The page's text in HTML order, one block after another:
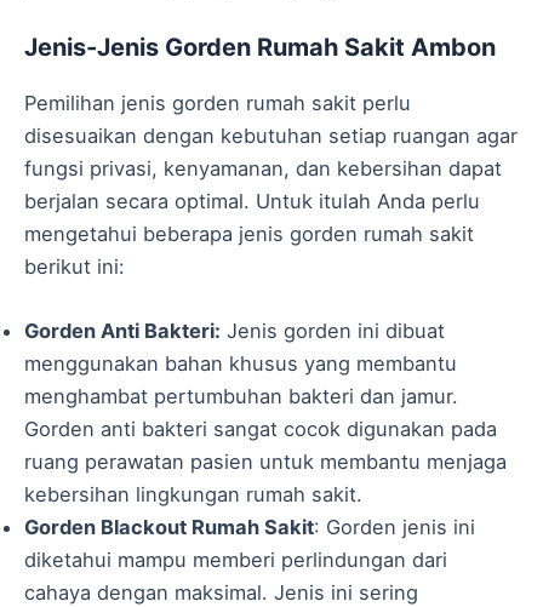
Jenis-Jenis Gorden Rumah Sakit Ambon
Pemilihan jenis gorden rumah sakit perlu
disesuaikan dengan kebutuhan setiap ruangan agar
fungsi privasi, kenyamanan, dan kebersihan dapat
berjalan secara optimal. Untuk itulah Anda perlu
mengetahui beberapa jenis gorden rumah sakit
berikut ini:
Gorden Anti Bakteri: Jenis gorden ini dibuat
menggunakan bahan khusus yang membantu
menghambat pertumbuhan bakteri dan jamur.
Gorden anti bakteri sangat cocok digunakan pada
ruang perawatan pasien untuk membantu menjaga
kebersihan lingkungan rumah sakit.
Gorden Blackout Rumah Sakit: Gorden jenis ini
diketahui mampu memberi perlindungan dari
cahaya dengan maksimal. Jenis ini sering